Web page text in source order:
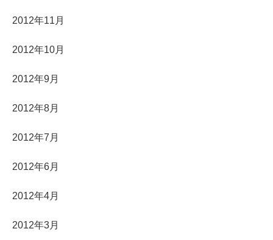
2012年11月
2012年10月
2012年9月
2012年8月
2012年7月
2012年6月
2012年4月
2012年3月